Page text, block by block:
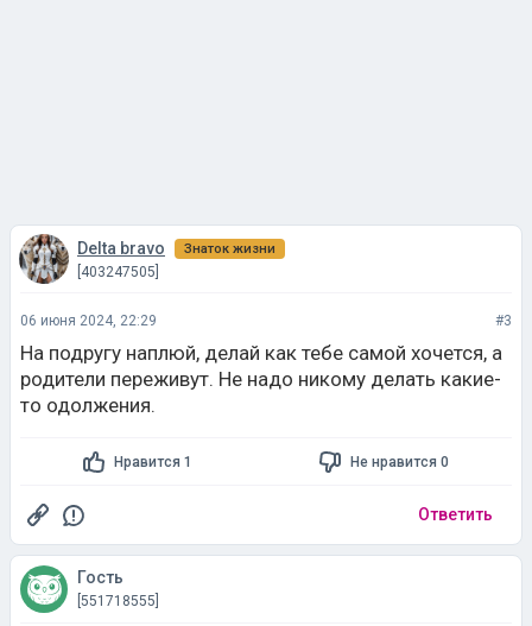
Delta bravo Знаток жизни
[403247505]
06 июня 2024, 22:29 #3
На подругу наплюй, делай как тебе самой хочется, а
родители переживут. Не надо никому делать какие-
то одолжения.
Нравится 1 Не нравится 0
Ответить
Гость
[551718555]